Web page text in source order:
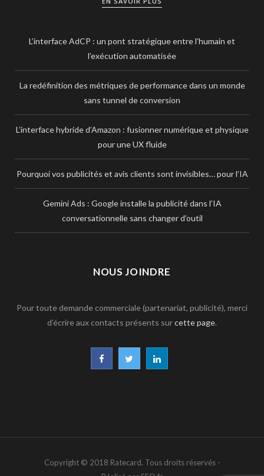
L’interface AdCP : un pont stratégique entre l’humain et
l’exécution automatisée
La redéfinition des métriques de performance dans un monde
sans tunnel de conversion
L’interface hybride d’Amazon : fusionner numérique et physique
pour une UX fluide
Pourquoi vos publicités et avis clients sont invisibles… pour l’IA
Gemini Ads : Google installe la publicité dans l’IA
conversationnelle sans changer d’outil
NOUS JOINDRE
Pour toute demande commerciale (partenariat, publicité), merci
d’écrire aux contacts présents surcette page.
F
o e
L
d
Copyright © 2018 Ratecard. Tous droits réservés -